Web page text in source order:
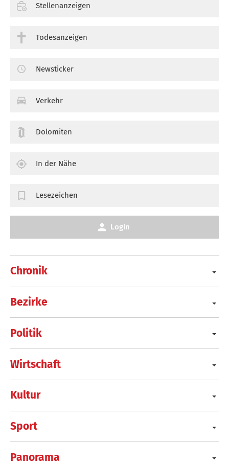
Chronik
Bezirke
Politik
Wirtschaft
Kultur
Sport
Panorama
Stellenanzeigen
Todesanzeigen
Newsticker
Verkehr
Dolomiten
In der Nähe
Lesezeichen
Login